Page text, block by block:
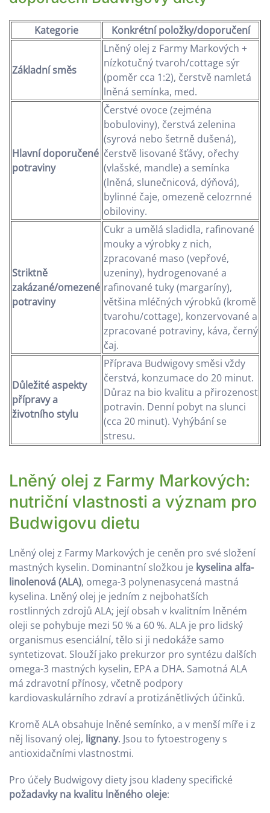
Kategorie Konkrétní položky/doporučení
Základní směs
Lněný olej z Farmy Markových +
nízkotučný tvaroh/cottage sýr
(poměr cca 1:2), čerstvě namletá
lněná semínka, med.
Hlavní doporučené
potraviny
Čerstvé ovoce (zejména
bobuloviny), čerstvá zelenina
(syrová nebo šetrně dušená),
čerstvě lisované šťávy, ořechy
(vlašské, mandle) a semínka
(lněná, slunečnicová, dýňová),
bylinné čaje, omezeně celozrnné
obiloviny.
Striktně
zakázané/omezené
potraviny
Cukr a umělá sladidla, rafinované
mouky a výrobky z nich,
zpracované maso (vepřové,
uzeniny), hydrogenované a
rafinované tuky (margaríny),
většina mléčných výrobků (kromě
tvarohu/cottage), konzervované a
zpracované potraviny, káva, černý
čaj.
Důležité aspekty
přípravy a
životního stylu
Příprava Budwigovy směsi vždy
čerstvá, konzumace do 20 minut.
Důraz na bio kvalitu a přirozenost
potravin. Denní pobyt na slunci
(cca 20 minut). Vyhýbání se
stresu.
Lněný olej z Farmy Markových:
nutriční vlastnosti a význam pro
Budwigovu dietu
Lněný olej z Farmy Markových je ceněn pro své složení
mastných kyselin. Dominantní složkou je kyselina alfa-
linolenová (ALA), omega-3 polynenasycená mastná
kyselina. Lněný olej je jedním z nejbohatších
rostlinných zdrojů ALA; její obsah v kvalitním lněném
oleji se pohybuje mezi 50 % a 60 %. ALA je pro lidský
organismus esenciální, tělo si ji nedokáže samo
syntetizovat. Slouží jako prekurzor pro syntézu dalších
omega-3 mastných kyselin, EPA a DHA. Samotná ALA
má zdravotní přínosy, včetně podpory
kardiovaskulárního zdraví a protizánětlivých účinků.
Kromě ALA obsahuje lněné semínko, a v menší míře i z
něj lisovaný olej, lignany. Jsou to fytoestrogeny s
antioxidačními vlastnostmi.
Pro účely Budwigovy diety jsou kladeny specifické
požadavky na kvalitu lněného oleje: